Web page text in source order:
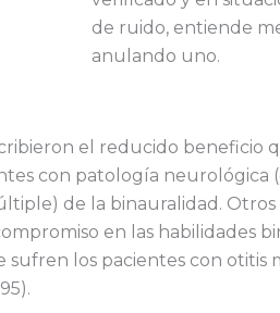
de ruido, entiende
anulando uno.
el reducido beneficio
con patología neurológica
de la binauralidad. Otros
en las habilidades
sufren los pacientes con otitis